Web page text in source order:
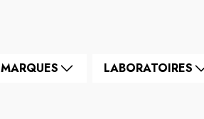
MARQUES LABORATOIRES